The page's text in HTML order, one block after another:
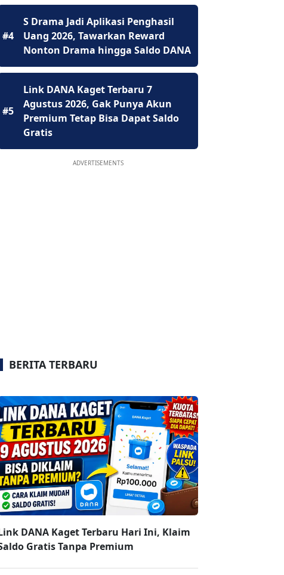
#4
S Drama Jadi Aplikasi Penghasil
Uang 2026, Tawarkan Reward
Nonton Drama hingga Saldo DANA
#5
Link DANA Kaget Terbaru 7
Agustus 2026, Gak Punya Akun
Premium Tetap Bisa Dapat Saldo
Gratis
ADVERTISEMENTS
BERITA TERBARU
DANA Kaget Terbaru Hari Ini, Klaim
Gratis Tanpa Premium